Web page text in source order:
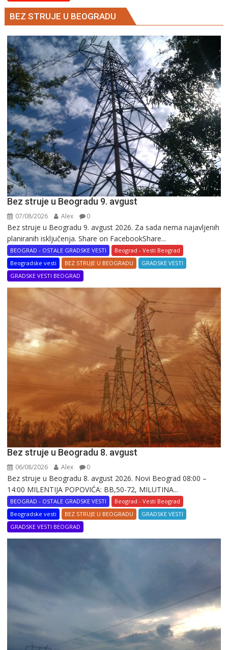
BEZ STRUJE U BEOGRADU
Bez struje u Beogradu 9. avgust
07/08/2026 Alex 0
Bez struje u Beogradu 9. avgust 2026. Za sada nema najavljenih
planiranih isključenja. Share on FacebookShare...
BEOGRAD - OSTALE GRADSKE VESTI
Beograd - Vesti Beograd
Beogradske vesti
BEZ STRUJE U BEOGRADU
GRADSKE VESTI
GRADSKE VESTI BEOGRAD
Bez struje u Beogradu 8. avgust
06/08/2026 Alex 0
Bez struje u Beogradu 8. avgust 2026. Novi Beograd 08:00 –
14:00 MILENTIJA POPOVIĆA: BB,50-72, MILUTINA...
BEOGRAD - OSTALE GRADSKE VESTI
Beograd - Vesti Beograd
Beogradske vesti
BEZ STRUJE U BEOGRADU
GRADSKE VESTI
GRADSKE VESTI BEOGRAD